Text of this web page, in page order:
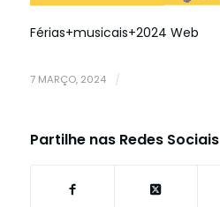
Férias+musicais+2024 Web
7 MARÇO, 2024 /
Partilhe nas Redes Sociais